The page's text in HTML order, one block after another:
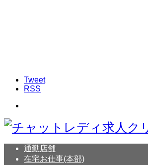
Tweet
RSS
通勤店舗
在宅お仕事(本部)